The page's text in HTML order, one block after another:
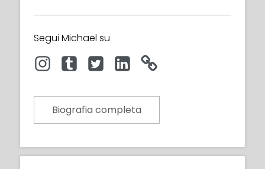
Segui Michael su
Biografia completa